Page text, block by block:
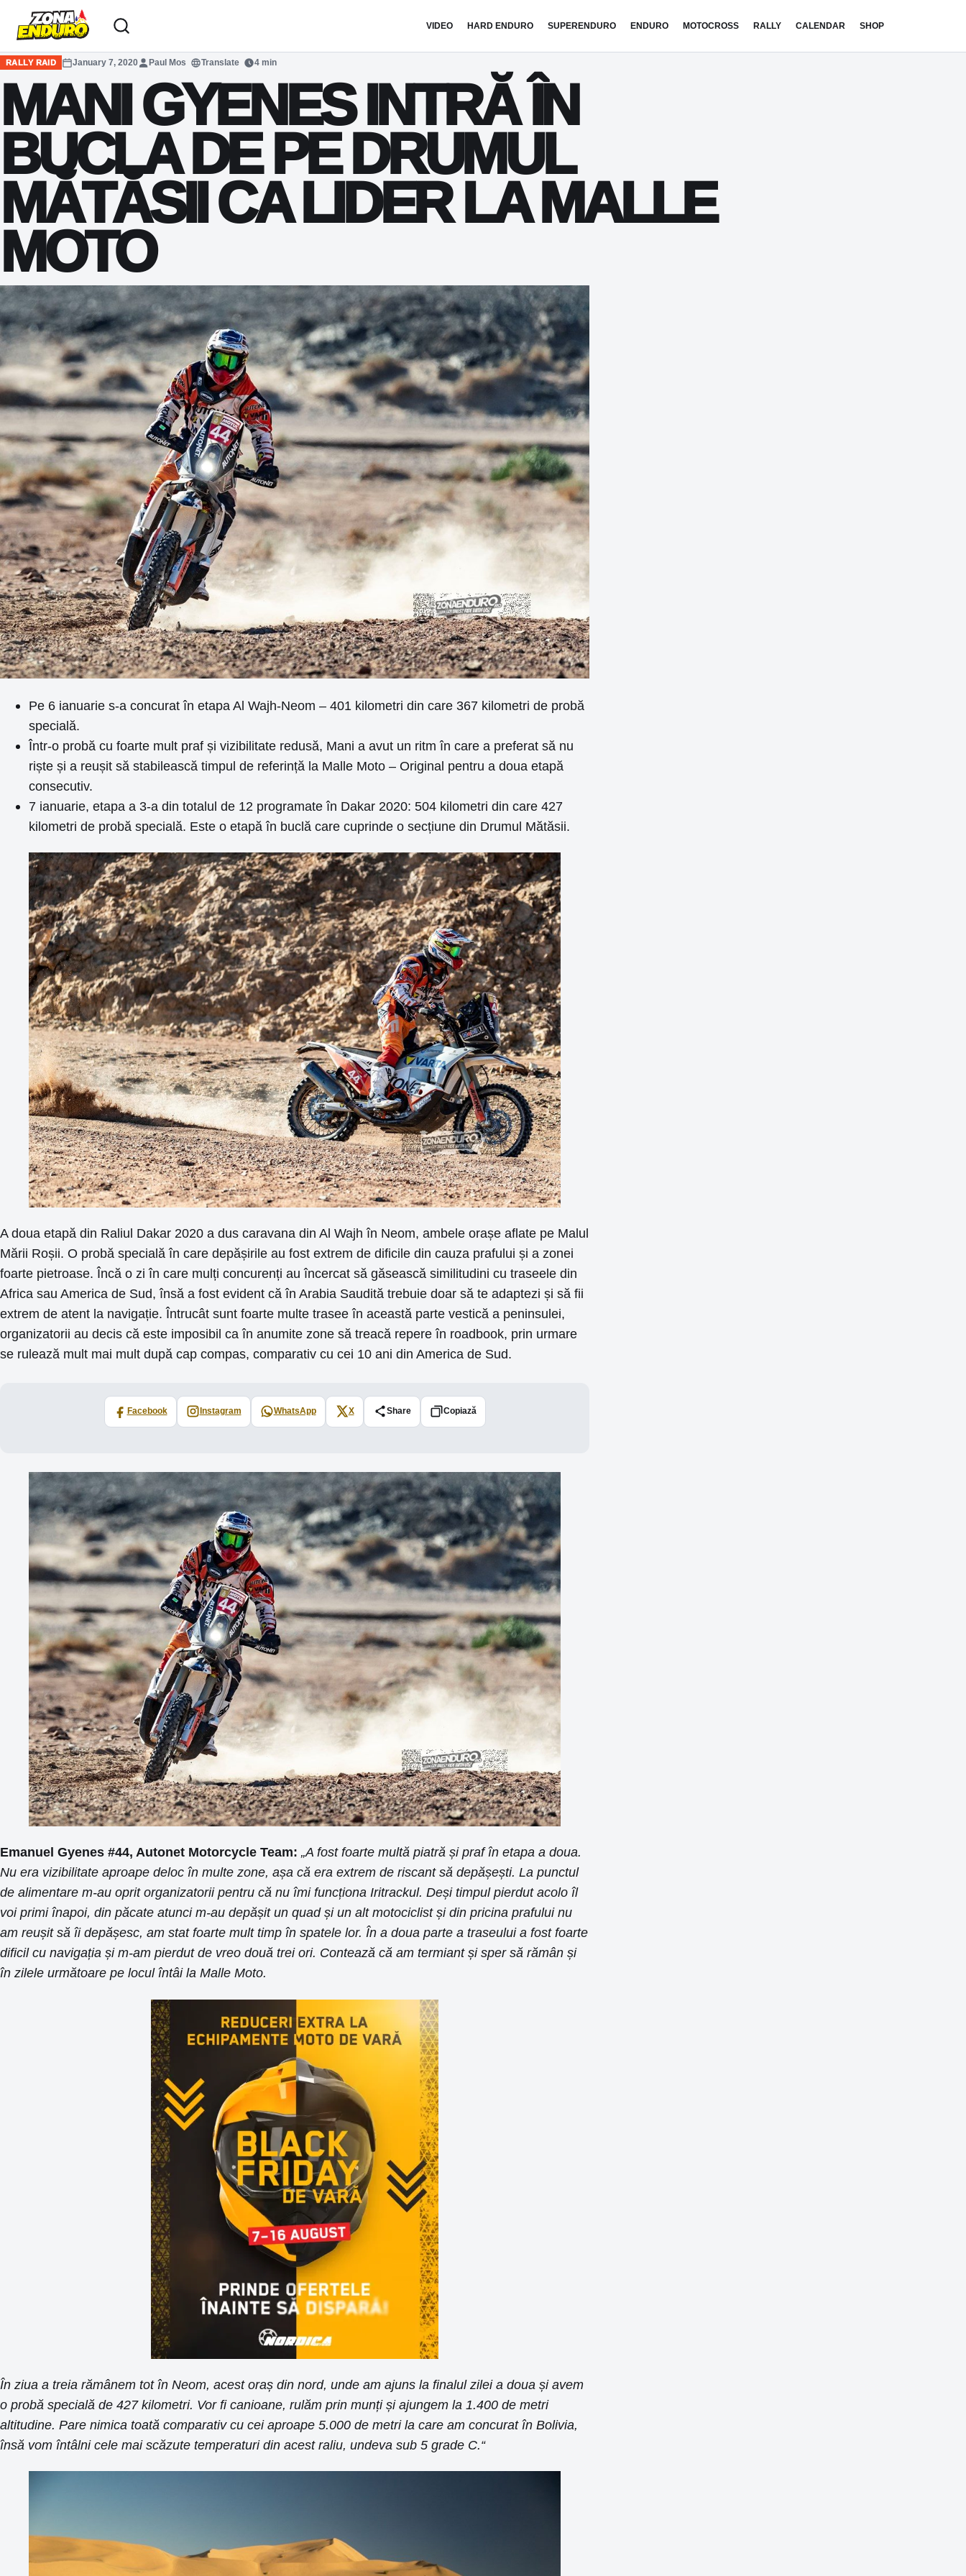
Sari la conținut
VIDEO HARD ENDURO SUPERENDURO ENDURO MOTOCROSS RALLY CALENDAR SHOP
RALLY RAID January 7, 2020 Paul Mos Translate 4 min
MANI GYENES INTRĂ ÎN
BUCLA DE PE DRUMUL
MĂTĂSII CA LIDER LA MALLE
MOTO
Pe 6 ianuarie s-a concurat în etapa Al Wajh-Neom – 401 kilometri din care 367 kilometri de probă
specială.
Într-o probă cu foarte mult praf și vizibilitate redusă, Mani a avut un ritm în care a preferat să nu
riște și a reușit să stabilească timpul de referință la Malle Moto – Original pentru a doua etapă
consecutiv.
7 ianuarie, etapa a 3-a din totalul de 12 programate în Dakar 2020: 504 kilometri din care 427
kilometri de probă specială. Este o etapă în buclă care cuprinde o secțiune din Drumul Mătăsii.
A doua etapă din Raliul Dakar 2020 a dus caravana din Al Wajh în Neom, ambele orașe aflate pe Malul
Mării Roșii. O probă specială în care depășirile au fost extrem de dificile din cauza prafului și a zonei
foarte pietroase. Încă o zi în care mulți concurenți au încercat să găsească similitudini cu traseele din
Africa sau America de Sud, însă a fost evident că în Arabia Saudită trebuie doar să te adaptezi și să fii
extrem de atent la navigație. Întrucât sunt foarte multe trasee în această parte vestică a peninsulei,
organizatorii au decis că este imposibil ca în anumite zone să treacă repere în roadbook, prin urmare
se rulează mult mai mult după cap compas, comparativ cu cei 10 ani din America de Sud.
Facebook Instagram WhatsApp X Share Copiază
Emanuel Gyenes #44, Autonet Motorcycle Team: „A fost foarte multă piatră și praf în etapa a doua.
Nu era vizibilitate aproape deloc în multe zone, așa că era extrem de riscant să depășești. La punctul
de alimentare m-au oprit organizatorii pentru că nu îmi funcționa Iritrackul. Deși timpul pierdut acolo îl
voi primi înapoi, din păcate atunci m-au depășit un quad și un alt motociclist și din pricina prafului nu
am reușit să îi depășesc, am stat foarte mult timp în spatele lor. În a doua parte a traseului a fost foarte
dificil cu navigația și m-am pierdut de vreo două trei ori. Contează că am termiant și sper să rămân și
în zilele următoare pe locul întâi la Malle Moto.
În ziua a treia rămânem tot în Neom, acest oraș din nord, unde am ajuns la finalul zilei a doua și avem
o probă specială de 427 kilometri. Vor fi canioane, rulăm prin munți și ajungem la 1.400 de metri
altitudine. Pare nimica toată comparativ cu cei aproape 5.000 de metri la care am concurat în Bolivia,
însă vom întâlni cele mai scăzute temperaturi din acest raliu, undeva sub 5 grade C.“